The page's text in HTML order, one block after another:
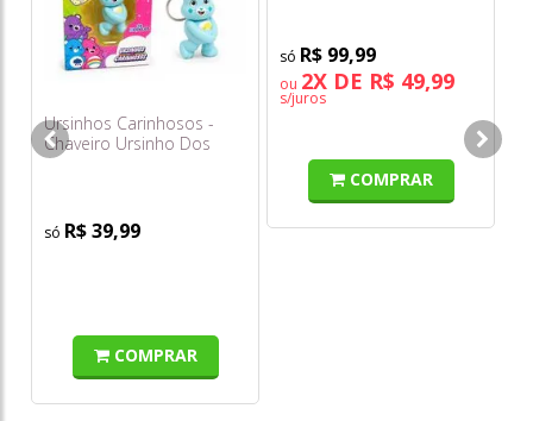
Ursinhos Carinhosos -
Chaveiro Ursinho Dos
Desejos (azul com Asas)
R$ 39,99
COMPRAR
R$ 99,99
ou 2X DE R$ 49,99
s/juros
COMPRAR